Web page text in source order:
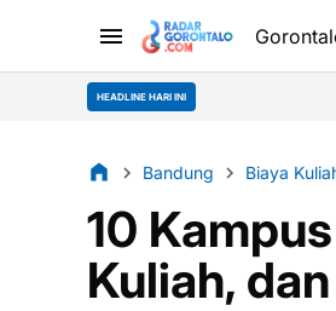
HEADLINE HARI INI
Bandung Biaya
10
Kuliah,